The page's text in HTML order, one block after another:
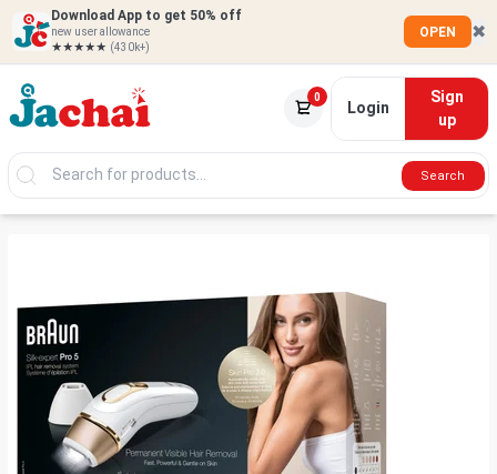
Download App to get 50% off
new user allowance
★★★★★ (430k+)
OPEN ✖
0
Login
Sign
up
Search